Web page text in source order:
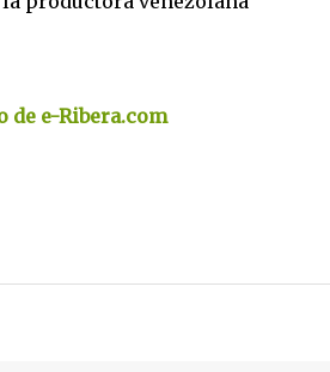
de e-Ribera.com